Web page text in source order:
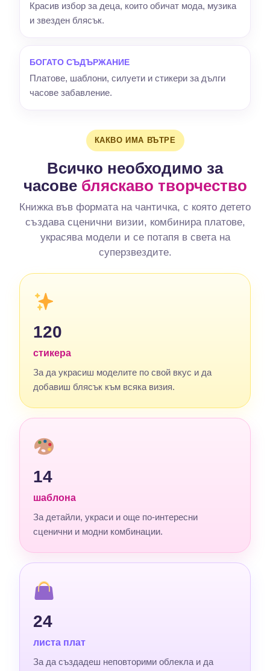
Красив избор за деца, които обичат мода, музика
и звезден блясък.
БОГАТО СЪДЪРЖАНИЕ
Платове, шаблони, силуети и стикери за дълги
часове забавление.
КАКВО ИМА ВЪТРЕ
Всичко необходимо за
часове бляскаво творчество
Книжка във формата на чантичка, с която детето
създава сценични визии, комбинира платове,
украсява модели и се потапя в света на
суперзвездите.
120
стикера
За да украсиш моделите по свой вкус и да
добавиш блясък към всяка визия.
14
шаблона
За детайли, украси и още по-интересни
сценични и модни комбинации.
24
листа плат
За да създадеш неповторими облекла и да